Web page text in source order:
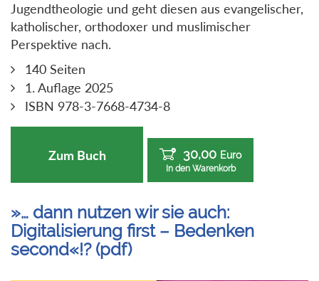
Jugendtheologie und geht diesen aus evangelischer,
katholischer, orthodoxer und muslimischer
Perspektive nach.
140 Seiten
1. Auflage 2025
ISBN 978-3-7668-4734-8
Zum Buch 30,00 Euro
In den Warenkorb
»… dann nutzen wir sie auch:
Digitalisierung first – Bedenken
second«!? (pdf)